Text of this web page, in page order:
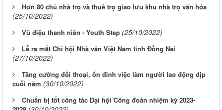
Hơn 80 chủ nhà trọ và thuê trọ giao lưu khu nhà trọ văn hóa
(25/10/2022)
Vũ điệu thanh niên - Youth Step (25/10/2022)
Lễ ra mắt Chi hội Nhà văn Việt Nam tỉnh Đồng Nai
(27/10/2022)
Tăng cường đối thoại, ổn đinh việc làm người lao động dịp
cuối năm (30/10/2022)
Chuẩn bị tốt công tác Đại hội Công đoàn nhiệm kỳ 2023-